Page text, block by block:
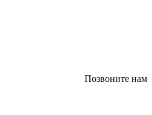
Позвоните нам